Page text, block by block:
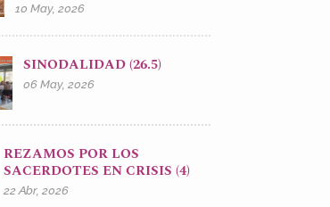
10 May, 2026
SINODALIDAD (26.5)
06 May, 2026
REZAMOS POR LOS
SACERDOTES EN CRISIS (4)
22 Abr, 2026